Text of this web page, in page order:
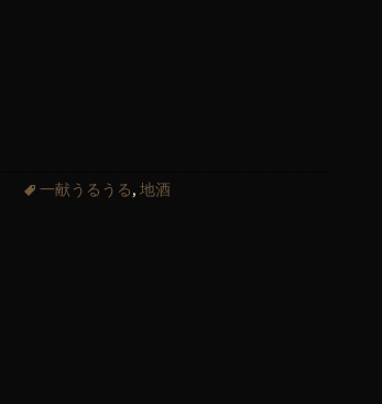
一献うるうる, 地酒